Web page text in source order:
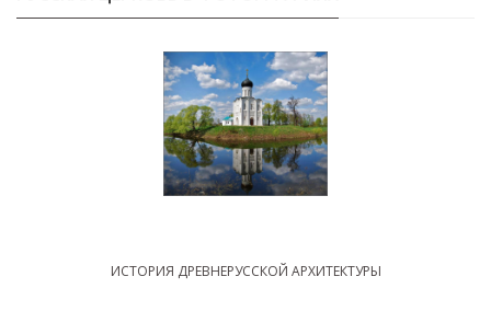
ИСТОРИЯ ДРЕВНЕРУССКОЙ АРХИТЕКТУРЫ